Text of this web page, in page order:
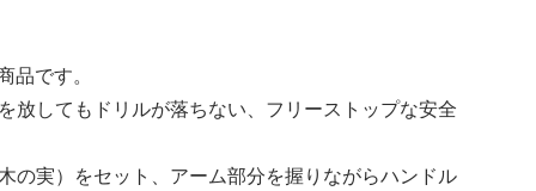
品です。
放してもドリルが落ちない、フリーストップな安全
の実）をセット、アーム部分を握りながらハンドル